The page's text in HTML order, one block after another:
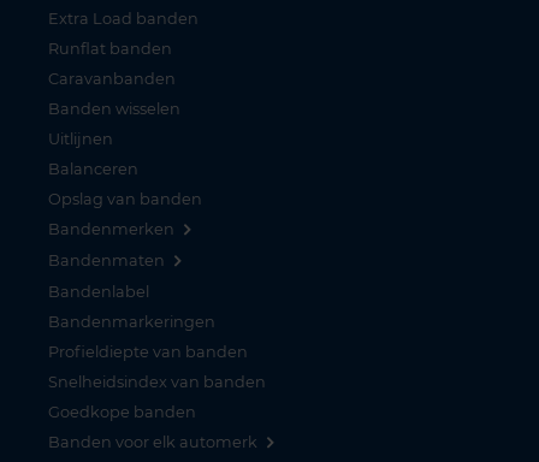
Extra Load banden
Runflat banden
Caravanbanden
Banden wisselen
Uitlijnen
Balanceren
Opslag van banden
Bandenmerken
Bandenmaten
Bandenlabel
Bandenmarkeringen
Profieldiepte van banden
Snelheidsindex van banden
Goedkope banden
Banden voor elk automerk